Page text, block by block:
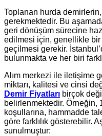
Toplanan hurda demirlerin,
gerekmektedir. Bu
geri dönüşüm sürecine
edilmesi için, genellikle
geçilmesi gerekir.
bulunmakta ve her biri
Alım merkezi ile iletişime
miktarı, kalitesi ve cinsi
Demir Fiyatları birçok
belirlenmektedir. Örneğin,
koşullarına, hammadde
göre farklılık gösterebilir.
sunulmuştur: